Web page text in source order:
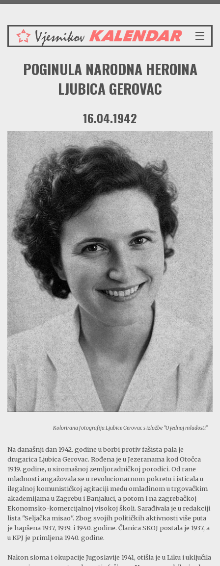
Ponedjeljak 10.8.2026.
VIJESTI
REDAKCIJSKI KOMENTAR
VJESNIKOV KALENDAR
SPOMENICI
BORBENA BIBLIOTEKA
NAŠE PJESME
POGINULA NARODNA HEROINA
LJUBICA GEROVAC
16.04.1942
Kolorirana fotografija Ljubice Gerovac s izložbe "O jednoj mladosti"
Na današnji dan 1942. godine u borbi protiv fašista pala je
drugarica Ljubica Gerovac. Rođena je u Jezeranama kod Otočca
1919. godine, u siromašnoj zemljoradničkoj porodici. Od rane
mladnosti angažovala se u revolucionarnom pokretu i isticala u
ilegalnoj komunističkoj agitaciji među omladinom u trgovačkim
akademijama u Zagrebu i Banjaluci, a potom i na zagrebačkoj
Ekonomsko-komercijalnoj visokoj školi. Sarađivala je u redakciji
lista "Seljačka misao". Zbog svojih političkih aktivnosti više puta
je hapšena 1937, 1939. i 1940. godine. Članica SKOJ postala je 1937, a
u KPJ je primljena 1940. godine.
Nakon sloma i okupacije Jugoslavije 1941, otišla je u Liku i uključila